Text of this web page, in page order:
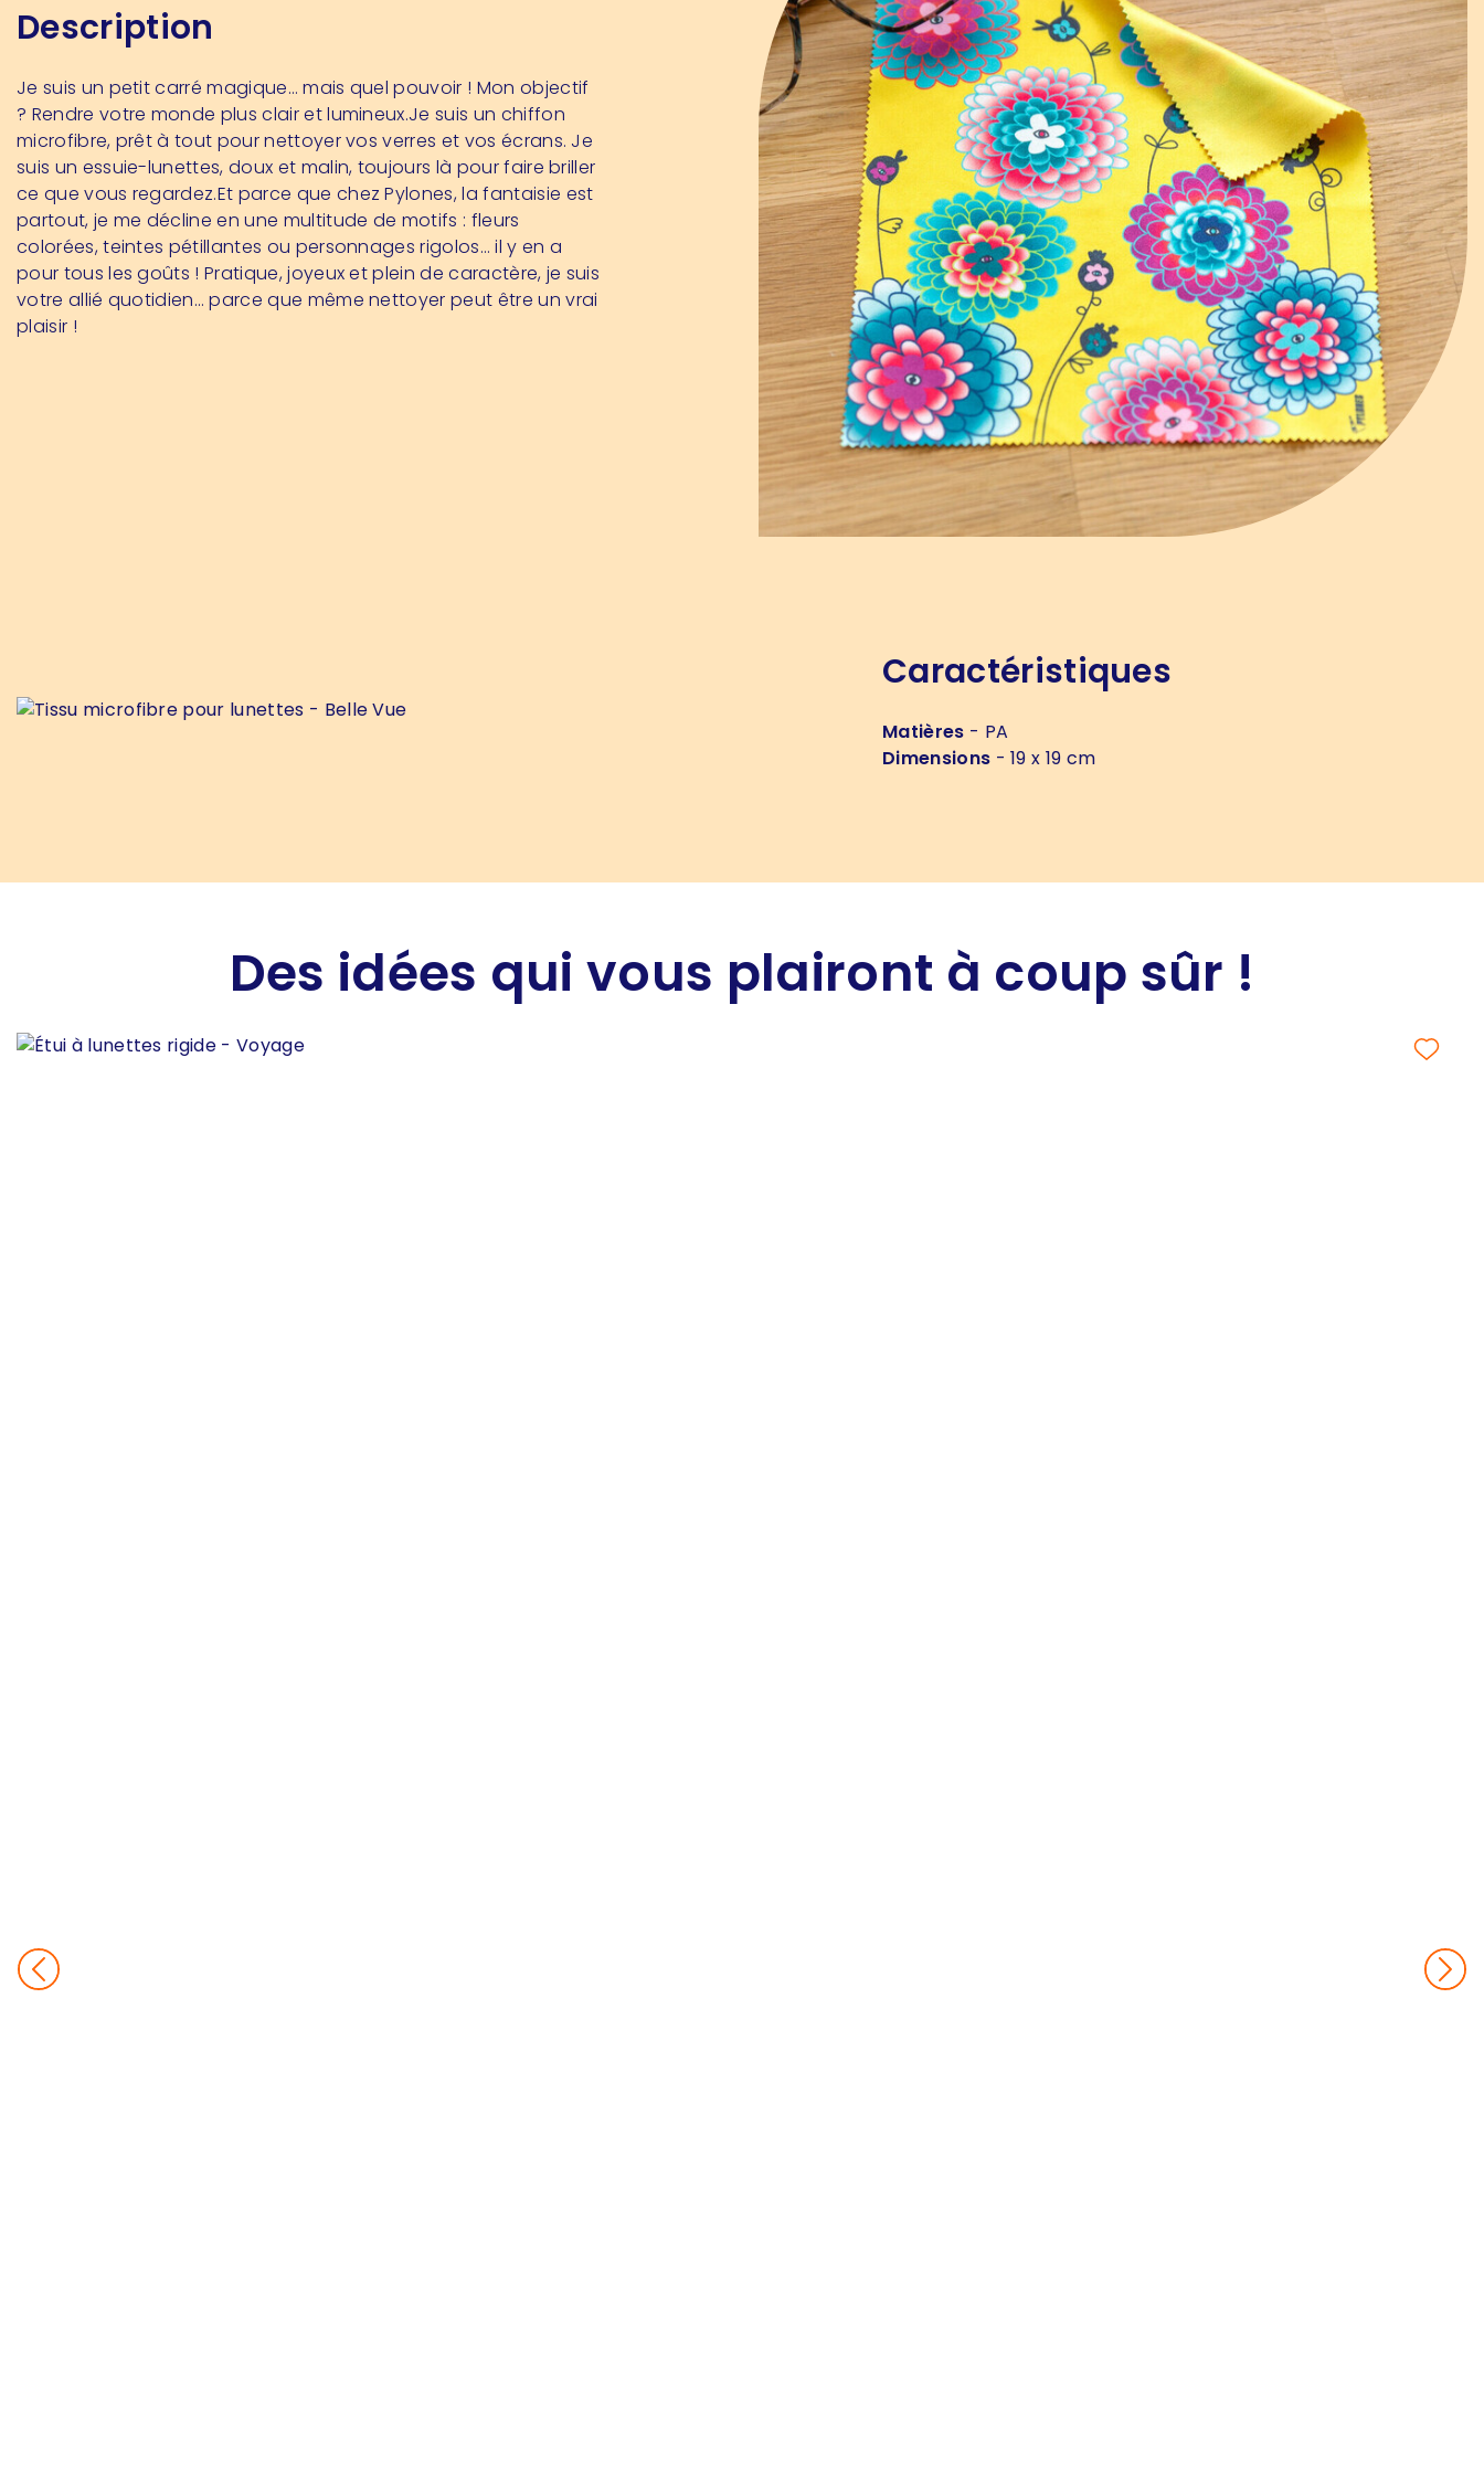
Description
Je suis un petit carré magique… mais quel pouvoir ! Mon objectif
? Rendre votre monde plus clair et lumineux.Je suis un chiffon
microfibre, prêt à tout pour nettoyer vos verres et vos écrans. Je
suis un essuie-lunettes, doux et malin, toujours là pour faire briller
ce que vous regardez.Et parce que chez Pylones, la fantaisie est
partout, je me décline en une multitude de motifs : fleurs
colorées, teintes pétillantes ou personnages rigolos… il y en a
pour tous les goûts ! Pratique, joyeux et plein de caractère, je suis
votre allié quotidien… parce que même nettoyer peut être un vrai
plaisir !
Caractéristiques
Matières - PA
Dimensions - 19 x 19 cm
Des idées qui vous plairont à coup sûr !